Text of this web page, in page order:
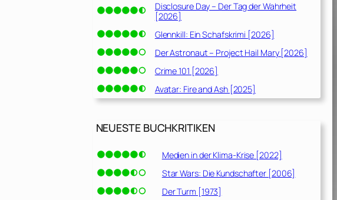
Disclosure Day – Der Tag der Wahrheit
[2026]
Glennkill: Ein Schafskrimi [2026]
Der Astronaut – Project Hail Mary [2026]
Crime 101 [2026]
Avatar: Fire and Ash [2025]
NEUESTE BUCHKRITIKEN
Medien in der Klima-Krise [2022]
Star Wars: Die Kundschafter [2006]
Der Turm [1973]